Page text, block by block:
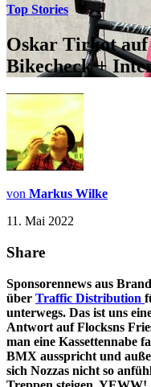
Top Stories
Oskar Tirkot
Bikecheck +
von Markus Wilke
11. Mai 2022
Share
Sponsorennews aus
über Traffic Distribution
unterwegs. Das ist uns
Antwort auf Flocksns
man eine Kassettennabe
BMX ausspricht und
sich Nozzas nicht so